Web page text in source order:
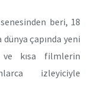
beri, 18
çapında yeni
kısa filmlerin
izleyiciyle